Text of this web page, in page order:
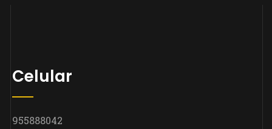
Celular
955888042